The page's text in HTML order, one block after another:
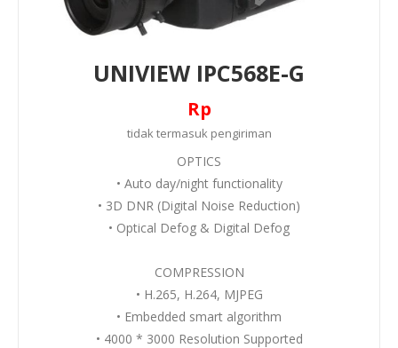
UNIVIEW IPC568E-G
Rp
tidak termasuk pengiriman
OPTICS
• Auto day/night functionality
• 3D DNR (Digital Noise Reduction)
• Optical Defog & Digital Defog
COMPRESSION
• H.265, H.264, MJPEG
• Embedded smart algorithm
• 4000 * 3000 Resolution Supported